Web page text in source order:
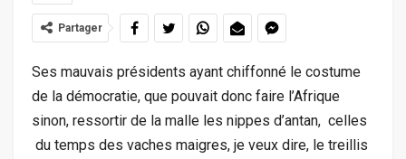
Partager
Ses mauvais présidents ayant chiffonné le costume
de la démocratie, que pouvait donc faire l’Afrique
sinon, ressortir de la malle les nippes d’antan, celles
du temps des vaches maigres, je veux dire, le treillis